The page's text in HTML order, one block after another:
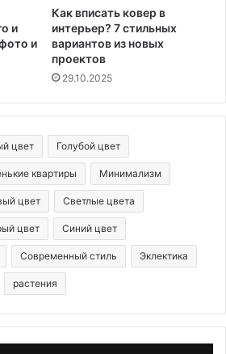
и
и
Как вписать ковер в
интерьер? 7 стильных
вариантов из новых
проектов
29.10.2025
цвет Голубой цвет
квартиры Минимализм
цвет Светлые цвета
цвет Синий цвет
Современный стиль Эклектика
растения